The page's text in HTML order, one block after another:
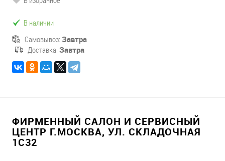
В наличии
Самовывоз: Завтра
Доставка: Завтра
ФИРМЕННЫЙ САЛОН И СЕРВИСНЫЙ
ЦЕНТР Г.МОСКВА, УЛ. СКЛАДОЧНАЯ
1С32